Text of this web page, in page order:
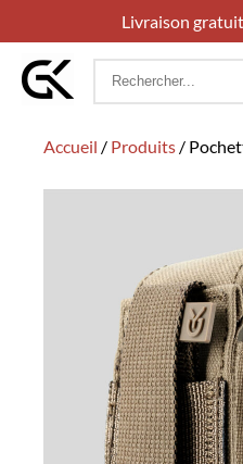
Livraison
Rechercher
Accueil / Produits /